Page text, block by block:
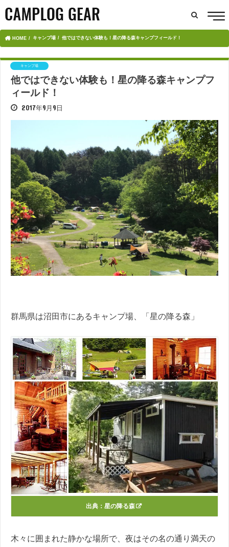
HOME キャンプ場 他ではできない体験も！星の降る森キャンプフィールド！
キャンプ場
他ではできない体験も！星の降る森キャンプフ
ィールド！
2017年9月9日
群馬県は沼田市にあるキャンプ場、「星の降る森」
出典： 星の降る森
木々に囲まれた静かな場所で、夜はその名の通り満天の